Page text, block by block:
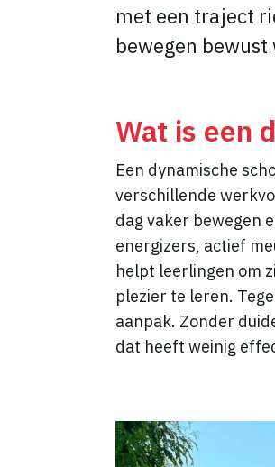
met een traject
bewegen
Wat is een
Een dynamische
verschillende
dag vaker bewegen
energizers, actief
helpt leerlingen om
plezier te leren.
aanpak. Zonder
dat heeft weinig